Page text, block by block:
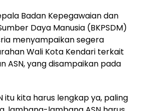
Badan Kepegawaian dan
Daya Manusia (BKPSDM)
menyampaikan segera
Wali Kota Kendari terkait
ASN, yang disampaikan pada
itu kita harus lengkap ya, paling